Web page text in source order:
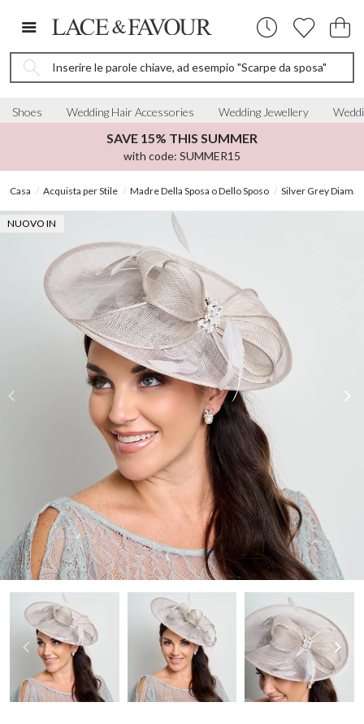
Inserire le parole chiave, ad esempio "Scarpe da sposa"
Shoes Wedding Hair Accessories Wedding Jewellery
SAVE 15% THIS SUMMER
with code: SUMMER15
Casa Acquista per Stile Madre Della Sposa o Dello Sposo Silver Grey
NUOVO IN